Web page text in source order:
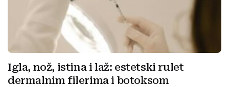
Igla, nož, istina i laž: estetski rulet
dermalnim filerima i botoksom